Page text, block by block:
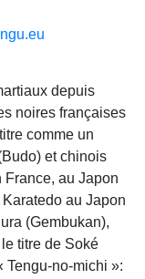
depuis
noires françaises
comme un
et chinois
France, au Japon
au Japon
(Gembukan),
titre de Soké
Tengu-no-michi »: